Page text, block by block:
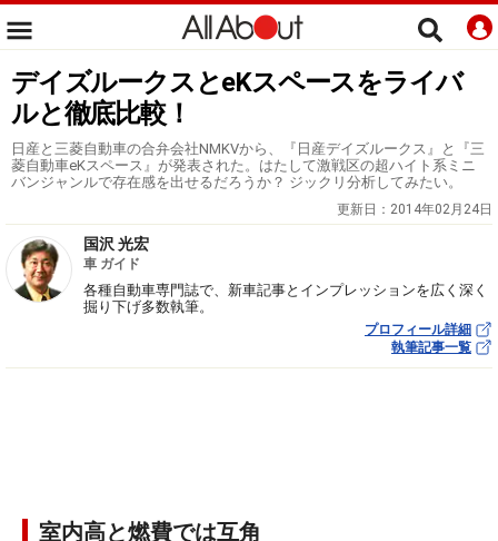
デイズルークスとeKスペースをライバ
ルと徹底比較！
日産と三菱自動車の合弁会社NMKVから、『日産デイズルークス』と『三
菱自動車eKスペース』が発表された。はたして激戦区の超ハイト系ミニ
バンジャンルで存在感を出せるだろうか？ ジックリ分析してみたい。
更新日： 2014年02月24日
国沢 光宏
車 ガイド
各種自動車専門誌で、新車記事とインプレッションを広く深く
掘り下げ多数執筆。
プロフィール詳細
執筆記事一覧
室内高と燃費では互角